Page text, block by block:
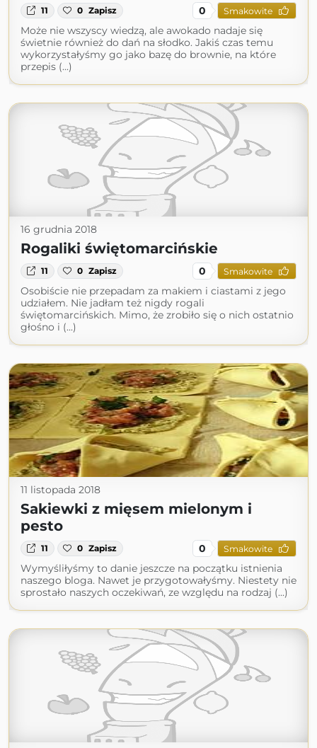
11 0 Zapisz 0 Smakowite
Może nie wszyscy wiedzą, ale awokado nadaje się
świetnie również do dań na słodko. Jakiś czas temu
wykorzystałyśmy go jako bazę do brownie, na które
przepis (...)
16 grudnia 2018
Rogaliki świętomarcińskie
11 0 Zapisz 0 Smakowite
Osobiście nie przepadam za makiem i ciastami z jego
udziałem. Nie jadłam też nigdy rogali
świętomarcińskich. Mimo, że zrobiło się o nich ostatnio
głośno i (...)
11 listopada 2018
Sakiewki z mięsem mielonym i
pesto
11 0 Zapisz 0 Smakowite
Wymyśliłyśmy to danie jeszcze na początku istnienia
naszego bloga. Nawet je przygotowałyśmy. Niestety nie
sprostało naszych oczekiwań, ze względu na rodzaj (...)